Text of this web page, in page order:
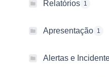
Relatórios 1
Apresentação 1
Alertas e